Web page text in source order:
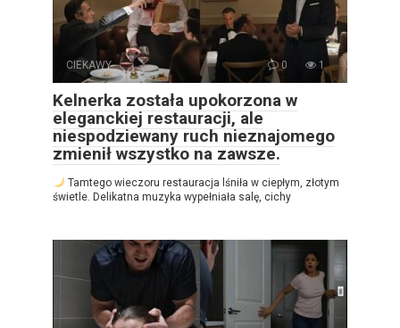
CIEKAWY 0 1
Kelnerka została upokorzona w
eleganckiej restauracji, ale
niespodziewany ruch nieznajomego
zmienił wszystko na zawsze.
Tamtego wieczoru restauracja lśniła w ciepłym, złotym
świetle. Delikatna muzyka wypełniała salę, cichy